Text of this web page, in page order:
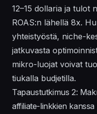
12–15 dollaria ja tulot
ROAS:n lähellä 8x.
yhteistyöstä, niche-
jatkuvasta
mikro-luojat voivat
tiukalla budjetilla.
Tapaustutkimus 2:
affiliate-linkkien